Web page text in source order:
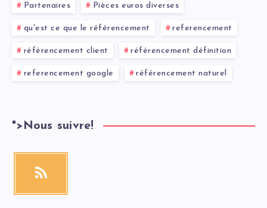
Partenaires Pièces euros diverses
qu'est ce que le référencement referencement
référencement client référencement définition
referencement google référencement naturel
"> Nous suivre!